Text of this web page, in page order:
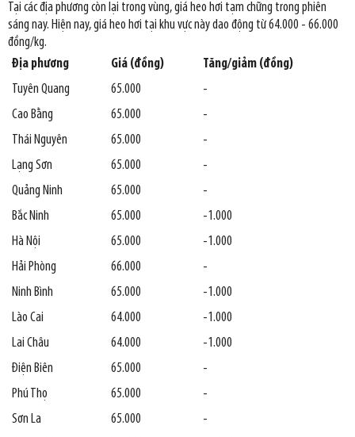
Tại các địa phương còn lại trong vùng, giá heo hơi tạm chững trong phiên
sáng nay. Hiện nay, giá heo hơi tại khu vực này dao động từ 64.000 - 66.000
đồng/kg.
Địa phương
Giá (đồng)
Tăng/giảm (đồng)
Tuyên Quang
65.000
-
Cao Bằng
65.000
-
Thái Nguyên
65.000
-
Lạng Sơn
65.000
-
Quảng Ninh
65.000
-
Bắc Ninh
65.000
-1.000
Hà Nội
65.000
-1.000
Hải Phòng
66.000
-
Ninh Bình
65.000
-1.000
Lào Cai
64.000
-1.000
Lai Châu
64.000
-1.000
Điện Biên
65.000
-
Phú Thọ
65.000
-
Sơn La
65.000
-